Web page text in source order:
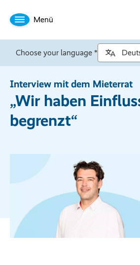
Menü
Choose your language *
Interview mit dem Mieterrat
„Wir haben
begrenzt“